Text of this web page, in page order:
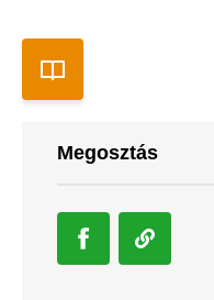
Megosztás